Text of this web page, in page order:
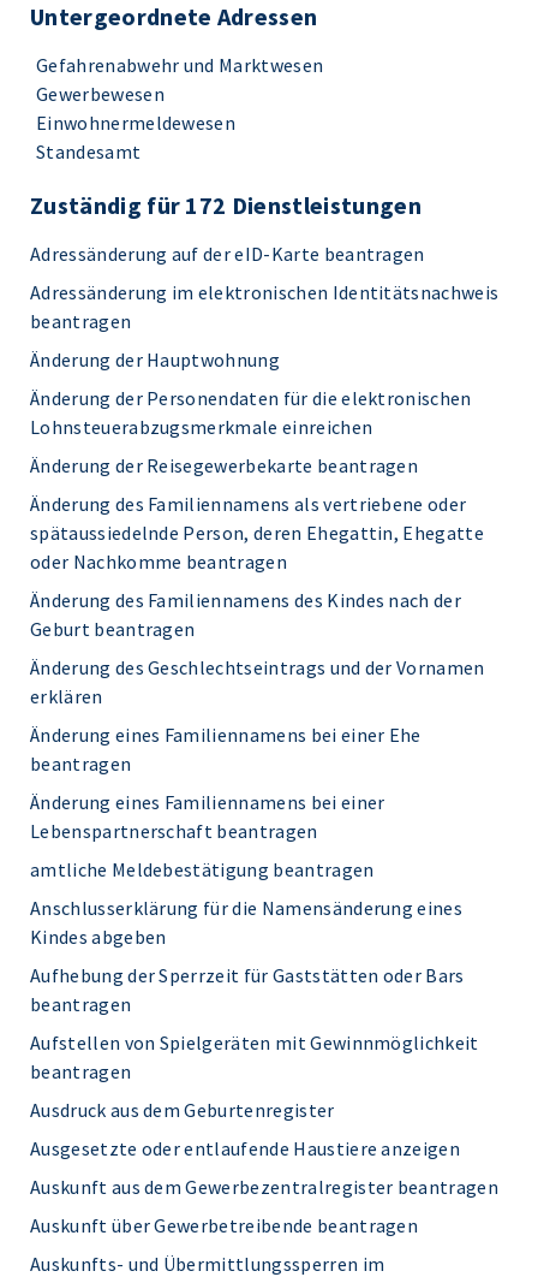
Untergeordnete Adressen
Gefahrenabwehr und Marktwesen
Gewerbewesen
Einwohnermeldewesen
Standesamt
Zuständig für 172 Dienstleistungen
Adressänderung auf der eID-Karte beantragen
Adressänderung im elektronischen Identitätsnachweis
beantragen
Änderung der Hauptwohnung
Änderung der Personendaten für die elektronischen
Lohnsteuerabzugsmerkmale einreichen
Änderung der Reisegewerbekarte beantragen
Änderung des Familiennamens als vertriebene oder
spätaussiedelnde Person, deren Ehegattin, Ehegatte
oder Nachkomme beantragen
Änderung des Familiennamens des Kindes nach der
Geburt beantragen
Änderung des Geschlechtseintrags und der Vornamen
erklären
Änderung eines Familiennamens bei einer Ehe
beantragen
Änderung eines Familiennamens bei einer
Lebenspartnerschaft beantragen
amtliche Meldebestätigung beantragen
Anschlusserklärung für die Namensänderung eines
Kindes abgeben
Aufhebung der Sperrzeit für Gaststätten oder Bars
beantragen
Aufstellen von Spielgeräten mit Gewinnmöglichkeit
beantragen
Ausdruck aus dem Geburtenregister
Ausgesetzte oder entlaufende Haustiere anzeigen
Auskunft aus dem Gewerbezentralregister beantragen
Auskunft über Gewerbetreibende beantragen
Auskunfts- und Übermittlungssperren im